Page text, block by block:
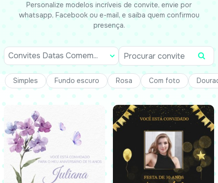
Personalize modelos incríveis de convite, envie por
whatsapp, Facebook ou e-mail, e saiba quem confirmou
presença.
Convites Datas Comem...
Simples Fundo escuro Rosa Com foto